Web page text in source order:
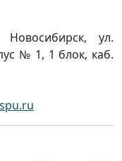
ул.
№ 1, 1 блок, каб.